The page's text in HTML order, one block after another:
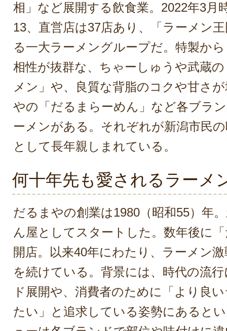
相」など展開する飲食業。2022年3月
13、直営店は37店あり、「ラーメン
る一大ラーメングループだ。特製か
相性が抜群な、ちゃーしゅうや武蔵
メン」や、良質な背脂のコクや甘さ
やの「だるまらーめん」など各ブラ
ーメンがある。それぞれが新潟市民
として長年親しまれている。
何十年先も愛されるラーメ
だるまやの創業は1980（昭和55）年
ん屋としてスタートした。数年後に
開店。以来40年にわたり、ラーメン
を続けている。背景には、時代の流
ド展開や、消費者のために「より良
たい」と追求している姿勢にあると